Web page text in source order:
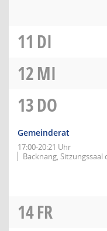
11 DI
12MI
13DO
Gemeinderat
17:00-20:21 Uhr
Backnang,
14FR